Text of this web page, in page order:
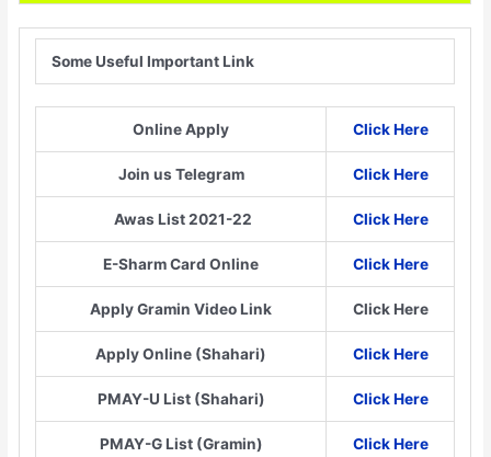
Some Useful Important Link
Online Apply Click Here
Join us Telegram Click Here
Awas List 2021-22 Click Here
E-Sharm Card Online Click Here
Apply Gramin Video Link Click Here
Apply Online (Shahari) Click Here
PMAY-U List (Shahari) Click Here
PMAY-G List (Gramin) Click Here